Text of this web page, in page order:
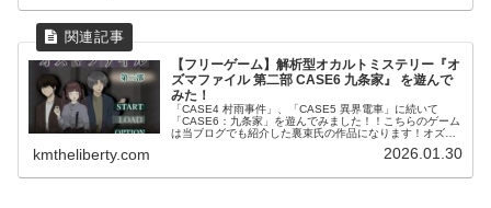
【フリーゲーム】解析型オカルトミステリー『オ
ズマファイル 第二部 CASE6 九条家』 を遊んで
みた！
「CASE4 村雨事件」、「CASE5 異界電車」に続いて
「CASE6：九条家」を遊んでみました！！こちらのゲーム
は当ブログでも紹介した裏束氏の作品になります！オズマ
kmtheliberty.com 2026.01.30